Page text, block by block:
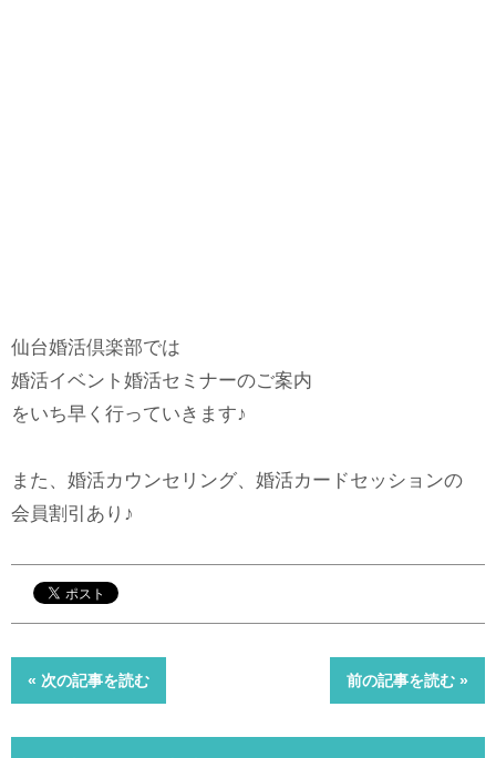
仙台婚活倶楽部では
婚活イベント婚活セミナーのご案内
をいち早く行っていきます♪
また、婚活カウンセリング、婚活カードセッションの
会員割引あり♪
« 次の記事を読む 前の記事を読む »